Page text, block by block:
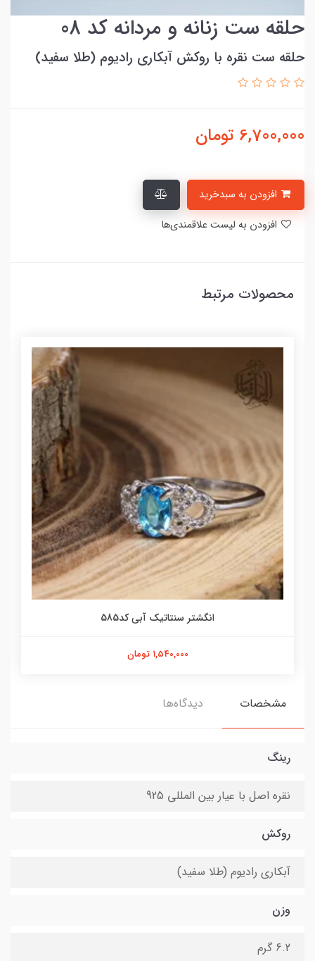
حلقه ست زنانه و مردانه کد 08
حلقه ست نقره با روکش آبکاری رادیوم (طلا سفید)
6,700,000 تومان
محصولات مرتبط
انگشتر سنتاتیک آبی کد585
1,540,000 تومان
مشخصات دیدگاه‌ها
رینگ
نقره اصل با عیار بین المللی 925
روکش
آبکاری رادیوم (طلا سفید)
وزن
6.2 گرم